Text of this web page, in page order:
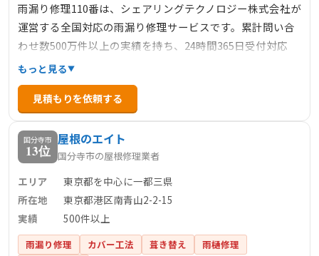
雨漏り修理110番は、シェアリングテクノロジー株式会社が
運営する全国対応の雨漏り修理サービスです。累計問い合
わせ数500万件以上の実績を持ち、24時間365日受付対応
で、緊急の雨漏りトラブルにも迅速に対応します。料金は
明確で、下地処理3900円/㎡～、カバー工法6600円/㎡～な
ど、部分修理から大規模な修繕まで幅広く対応していま
す。見積もり後の追加料金は不要で、安心して依頼できる
点も特徴です。
もっと見る
見積もりを依頼する
国分寺市
13位
屋根のエイト
国分寺市の屋根修理業者
エリア
東京都を中心に一都三県
所在地
東京都港区南青山2-2-15
実績
500件以上
雨漏り修理 カバー工法 葺き替え
雨樋修理